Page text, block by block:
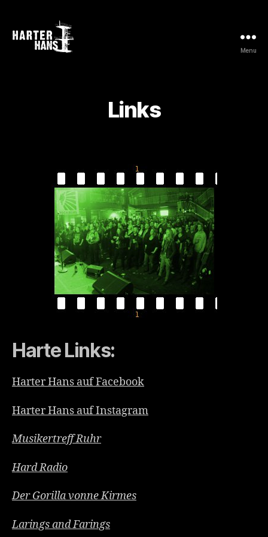
Menu
Links
Harte Links:
Harter Hans auf Facebook
Harter Hans auf Instagram
Musikertreff Ruhr
Hard Radio
Der Gorilla vonne Kirmes
Larings and Farings